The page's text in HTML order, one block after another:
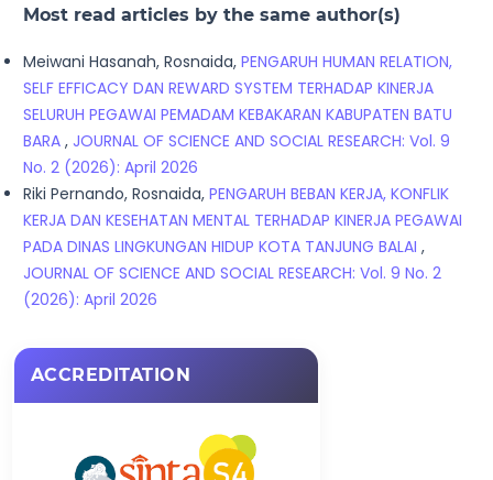
Most read articles by the same author(s)
Meiwani Hasanah, Rosnaida, PENGARUH HUMAN RELATION,
SELF EFFICACY DAN REWARD SYSTEM TERHADAP KINERJA
SELURUH PEGAWAI PEMADAM KEBAKARAN KABUPATEN BATU
BARA , JOURNAL OF SCIENCE AND SOCIAL RESEARCH: Vol. 9
No. 2 (2026): April 2026
Riki Pernando, Rosnaida, PENGARUH BEBAN KERJA, KONFLIK
KERJA DAN KESEHATAN MENTAL TERHADAP KINERJA PEGAWAI
PADA DINAS LINGKUNGAN HIDUP KOTA TANJUNG BALAI ,
JOURNAL OF SCIENCE AND SOCIAL RESEARCH: Vol. 9 No. 2
(2026): April 2026
ACCREDITATION